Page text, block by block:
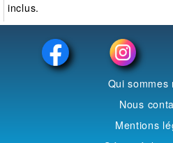
inclus.
Qui sommes
Nous
Mentions